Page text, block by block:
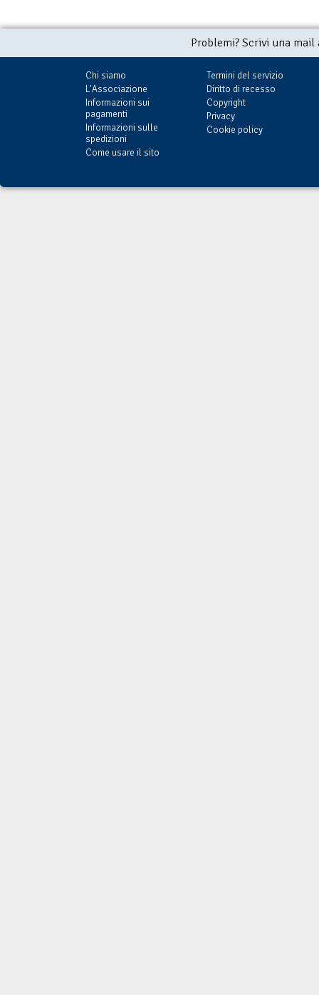
Problemi? Scrivi una
Chi siamo
L'Associazione
Informazioni sui
pagamenti
Informazioni sulle
spedizioni
Come usare il sito
Termini del servizio
Diritto di recesso
Copyright
Privacy
Cookie policy